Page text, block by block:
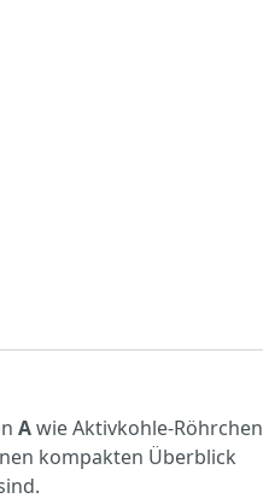
Awie Aktivkohle-Röhrchen
kompakten Überblick